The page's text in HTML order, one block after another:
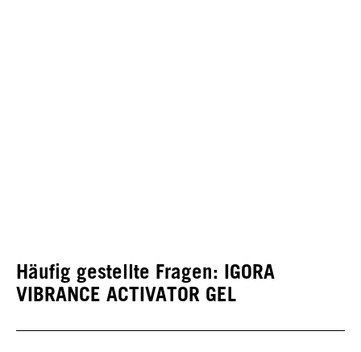
Häufig gestellte Fragen: IGORA
VIBRANCE ACTIVATOR GEL